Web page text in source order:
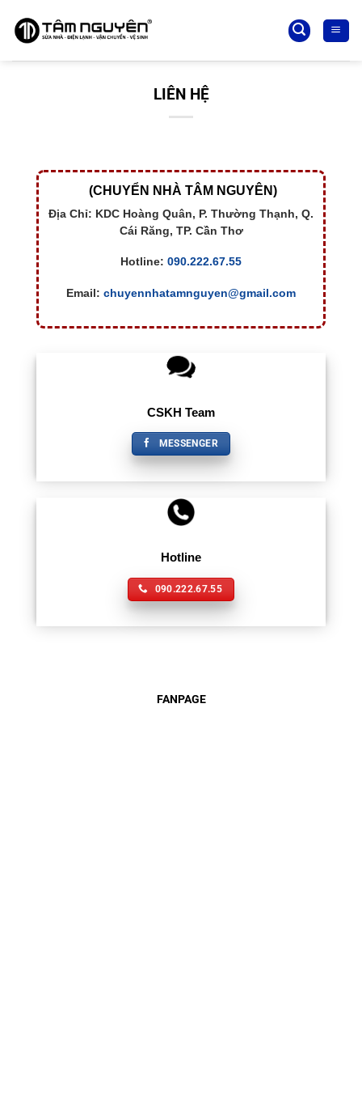
qua
dung
LIÊN HỆ
(CHUYỂN NHÀ TÂM NGUYÊN)
Địa Chỉ: KDC Hoàng Quân, P. Thường Thạnh, Q.
Cái Răng, TP. Cần Thơ
Hotline: 090.222.67.55
Email: chuyennhatamnguyen@gmail.com
CSKH Team
MESSENGER
Hotline
090.222.67.55
FANPAGE